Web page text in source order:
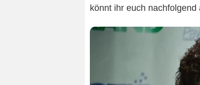
könnt ihr euch nachfolgend